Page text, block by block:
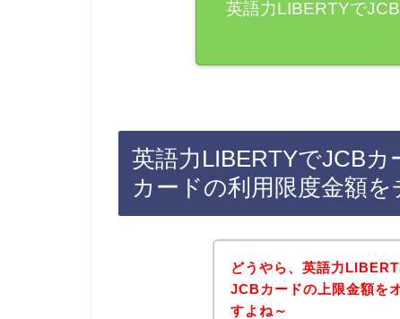
英語力LIBERTYで
英語力LIBERTYでJCB
カードの利用限度金額を
どうやら、英語力
JCBカードの上限金額を
すよね～